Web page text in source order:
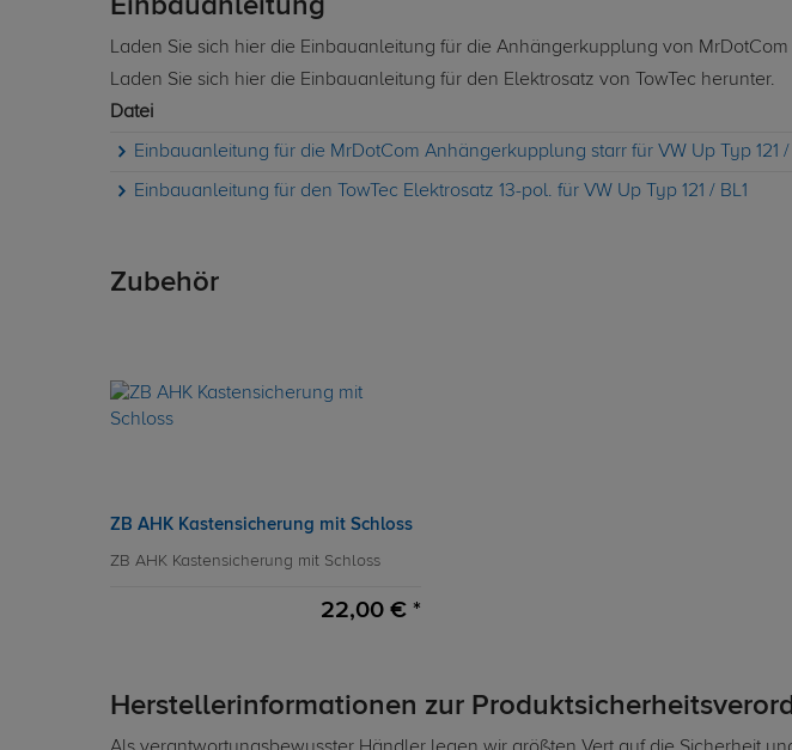
Einbauanleitung
Laden Sie sich hier die Einbauanleitung für die Anhängerkupplung von
Laden Sie sich hier die Einbauanleitung für den Elektrosatz von TowTec herunter.
Datei
Einbauanleitung für die MrDotCom Anhängerkupplung starr für VW Up Typ 121 /
Einbauanleitung für den TowTec Elektrosatz 13-pol. für VW Up Typ 121 / BL1
Zubehör
ZB AHK Kastensicherung mit Schloss
ZB AHK Kastensicherung mit Schloss
22,00 € *
Herstellerinformationen zur